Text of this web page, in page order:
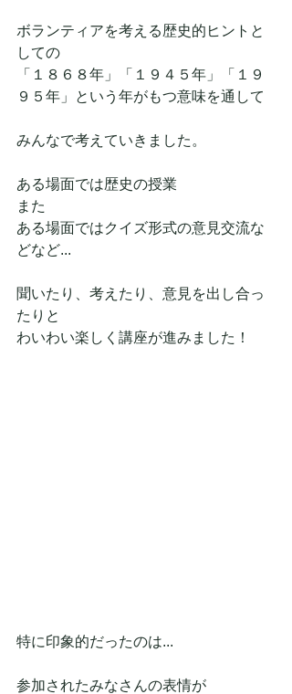
ボランティアを考える歴史的ヒントと
しての
「１８６８年」「１９４５年」「１９
９５年」という年がもつ意味を通して
みんなで考えていきました。
ある場面では歴史の授業
また
ある場面ではクイズ形式の意見交流な
どなど...
聞いたり、考えたり、意見を出し合っ
たりと
わいわい楽しく講座が進みました！
特に印象的だったのは...
参加されたみなさんの表情が